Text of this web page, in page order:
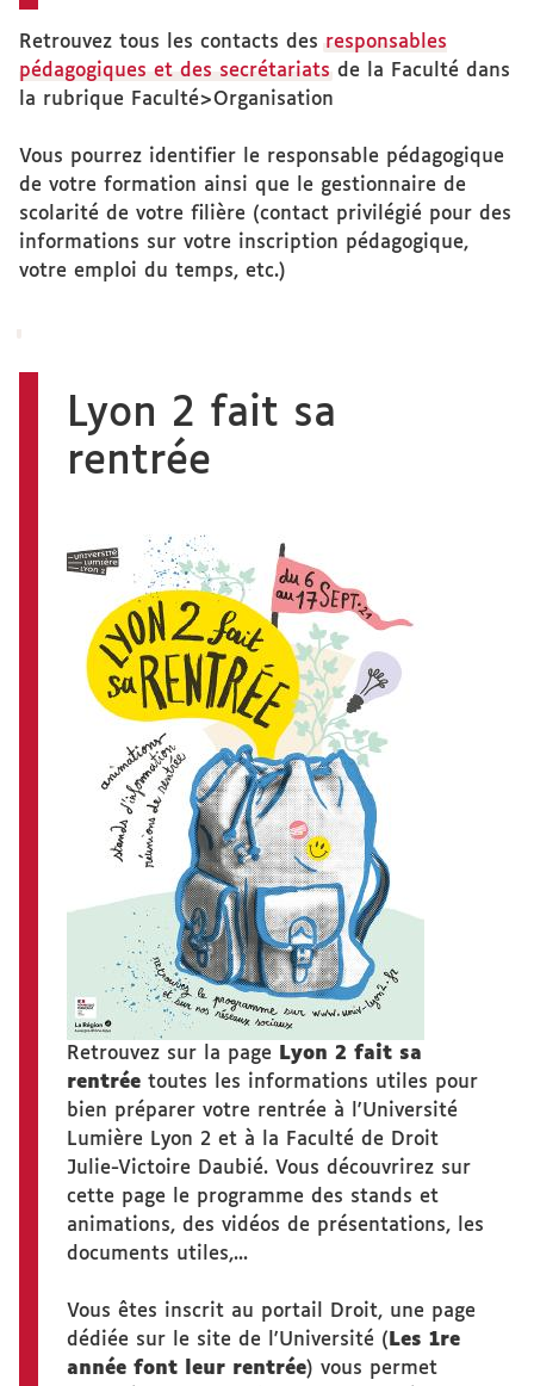
Retrouvez tous les contacts des responsables
pédagogiques et des secrétariats de la Faculté dans
la rubrique Faculté>Organisation
Vous pourrez identifier le responsable pédagogique
de votre formation ainsi que le gestionnaire de
scolarité de votre filière (contact privilégié pour des
informations sur votre inscription pédagogique,
votre emploi du temps, etc.)
Lyon 2 fait sa
rentrée
Retrouvez sur la page Lyon 2 fait sa
rentrée toutes les informations utiles pour
bien préparer votre rentrée à l'Université
Lumière Lyon 2 et à la Faculté de Droit
Julie-Victoire Daubié. Vous découvrirez sur
cette page le programme des stands et
animations, des vidéos de présentations, les
documents utiles,...
Vous êtes inscrit au portail Droit, une page
dédiée sur le site de l'Université ( Les 1re
année font leur rentrée) vous permet